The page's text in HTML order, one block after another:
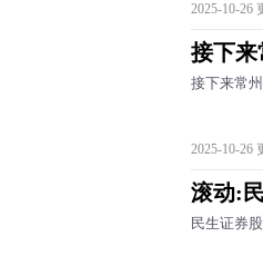
2025-10-26
接下来
接下来常
2025-10-26
滚动:
民生证券